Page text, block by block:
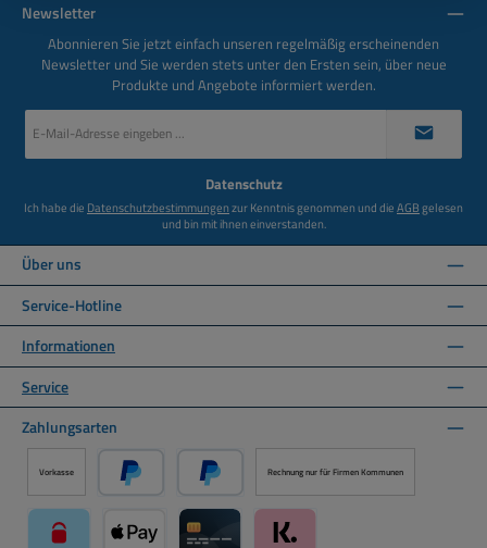
Newsletter
Abonnieren Sie jetzt einfach unseren regelmäßig erscheinenden
Newsletter und Sie werden stets unter den Ersten sein, über neue
Produkte und Angebote informiert werden.
Mail-
Datenschutz
Ich habe die Datenschutzbestimmungenzur Kenntnis genommen und dieAGBgelesen
und bin mit ihnen einverstanden.
Über uns
Service-Hotline
Informationen
Service
Zahlungsarten
Vorkasse
Später Bezahlen über PayPal
Rechnung nur für Firmen Kommunen